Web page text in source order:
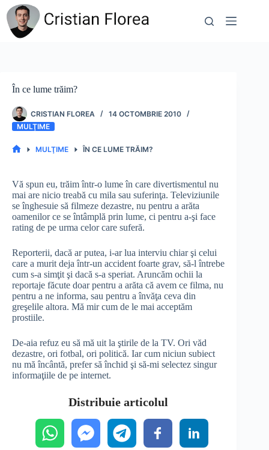
Sari
conținut
În ce lume trăim?
CRISTIAN FLOREA
14 OCTOMBRIE 2010
MULŢIME
MULŢIME ÎN CE LUME TRĂIM?
Vă spun eu, trăim într-o lume în care divertismentul nu
mai are nicio treabă cu mila sau suferinţa. Televiziunile
se înghesuie să filmeze dezastre, nu pentru a arăta
oamenilor ce se întâmplă prin lume, ci pentru a-şi face
rating de pe urma celor care suferă.
Reporterii, dacă ar putea, i-ar lua interviu chiar şi celui
care a murit deja într-un accident foarte grav, să-l întrebe
cum s-a simţit şi dacă s-a speriat. Aruncăm ochii la
reportaje făcute doar pentru a arăta că avem ce filma, nu
pentru a ne informa, sau pentru a învăţa ceva din
greşelile altora. Mă mir cum de le mai acceptăm
prostiile.
De-aia refuz eu să mă uit la ştirile de la TV. Ori văd
dezastre, ori fotbal, ori politică. Iar cum niciun subiect
nu mă încântă, prefer să închid şi să-mi selectez singur
informaţiile de pe internet.
Distribuie articolul